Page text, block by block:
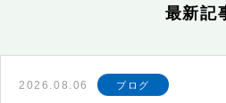
最新記
2026.08.06 ブログ